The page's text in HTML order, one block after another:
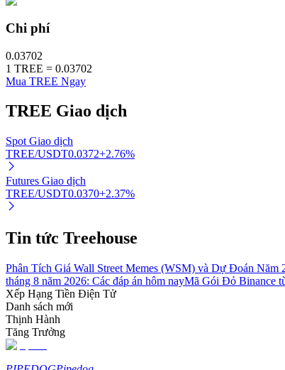
Đầu tư độc quyền cho người nắm giữ BTR
Khoản vay
Dịch vụ vay được hỗ trợ bằng tiền điện tử
Chi phí
0.03702
1 TREE = 0.03702
Mua TREE Ngay
TREE Giao dịch
Spot Giao dịch
TREE/USDT0.0372+2.76%
Futures Giao dịch
TREE/USDT0.0370+2.37%
Tin tức Treehouse
Phân Tích Giá Wall Street Memes (WSM) và Dự Đoán Năm
tháng 8 năm 2026: Các đáp án hôm nayMã Gói Đỏ Binance
Xếp Hạng Tiền Điện Tử
Danh sách mới
Thịnh Hành
Tăng Trưởng